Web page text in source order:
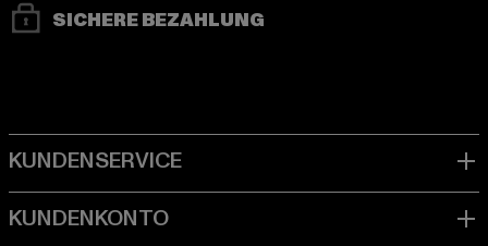
SICHERE BEZAHLUNG